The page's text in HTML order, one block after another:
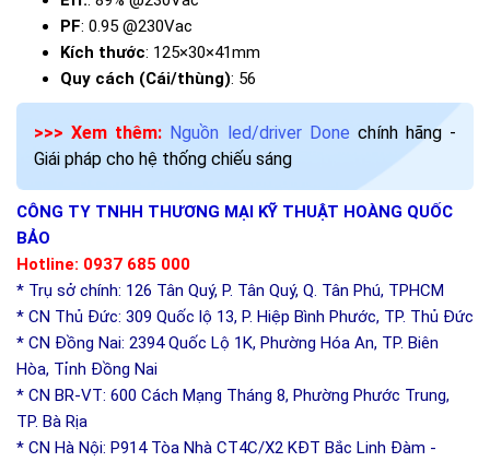
PF: 0.95 @230Vac
Kích thước: 125×30×41mm
Quy cách (Cái/thùng): 56
>>> Xem thêm: Nguồn led/driver Done chính hãng -
Giái pháp cho hệ thống chiếu sáng
CÔNG TY TNHH THƯƠNG MẠI KỸ THUẬT HOÀNG QUỐC
BẢO
Hotline: 0937 685 000
* Trụ sở chính: 126 Tân Quý, P. Tân Quý, Q. Tân Phú, TPHCM
* CN Thủ Đức: 309 Quốc lộ 13, P. Hiệp Bình Phước, TP. Thủ Đức
* CN Đồng Nai: 2394 Quốc Lộ 1K, Phường Hóa An, TP. Biên
Hòa, Tỉnh Đồng Nai
* CN BR-VT: 600 Cách Mạng Tháng 8, Phường Phước Trung,
TP. Bà Rịa
* CN Hà Nội: P914 Tòa Nhà CT4C/X2 KĐT Bắc Linh Đàm -